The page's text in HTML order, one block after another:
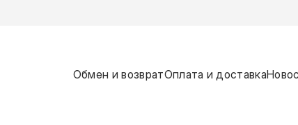
Обмен и возвратОплата и доставка